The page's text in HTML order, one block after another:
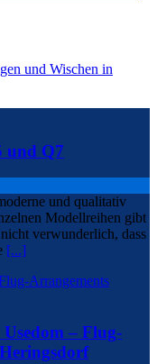
und Wischen in
und Q7
und qualitativ
Modellreihen gibt
verwunderlich, dass
[...]
– Flug-